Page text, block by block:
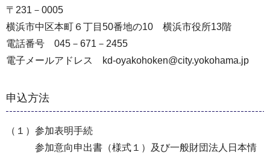
〒231－0005
横浜市中区本町６丁目50番地の10 横浜市役所13階
電話番号 045－671－2455
電子メールアドレス kd-oyakohoken@city.yokohama.jp
申込方法
（１）参加表明手続
参加意向申出書（様式１）及び一般財団法人日本情